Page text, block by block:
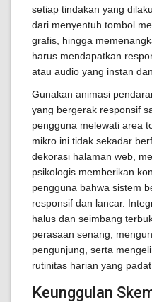
setiap tindakan yang
dari menyentuh tombol
grafis, hingga
harus mendapatkan
atau audio yang instan
Gunakan animasi
yang bergerak responsif
pengguna melewati area
mikro ini tidak sekadar
dekorasi halaman web,
psikologis memberikan
pengguna bahwa sistem
responsif dan lancar.
halus dan seimbang
perasaan senang,
pengunjung, serta
rutinitas harian yang padat.
Keunggulan